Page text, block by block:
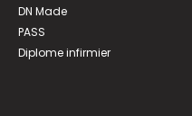
DN Made
PASS
Diplome infirmier